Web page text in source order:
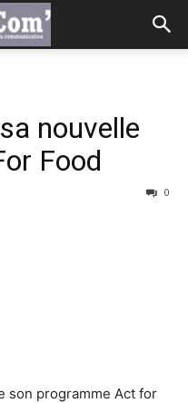
nouvelle
Food
0
son programme Act for